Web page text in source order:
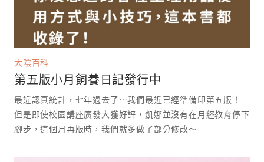
大陰百科
第五版小月飼養日記發行中
最近認真統計，七年過去了⋯我們最近已經準備印第五版！
但是即使校園講座廣發大獲好評，凱娜並沒有在月經教育停下
腳步，這個月再版時，我們就多做了部分修改～